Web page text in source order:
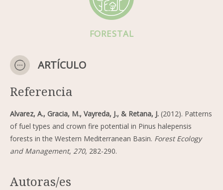
FORESTAL
ARTÍCULO
Referencia
Alvarez, A., Gracia, M., Vayreda, J., & Retana, J. (2012). Patterns
of fuel types and crown fire potential in Pinus halepensis
forests in the Western Mediterranean Basin. Forest Ecology
and Management, 270, 282-290.
Autoras/es